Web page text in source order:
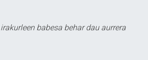
babesa behar dau aurrera